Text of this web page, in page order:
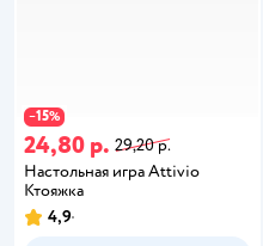
−15%
24,80 р. 29,20 р.
Настольная игра Attivio
Ктояжка
4,9